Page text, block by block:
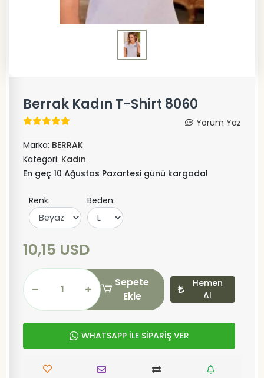
Berrak Kadın T-Shirt 8060
Yorum Yaz
Marka: BERRAK
Kategori: Kadın
En geç 10 Ağustos Pazartesi günü kargoda!
Renk: Beden:
10,15 USD
Sepete
Ekle
Hemen
Al
WHATSAPP İLE SİPARİŞ VER